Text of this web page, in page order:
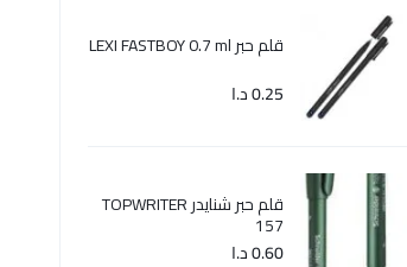
قلم حبر LEXI FASTBOY 0.7 ml
0.25د.ا
قلم حبر شنايدر TOPWRITER
157
0.60د.ا